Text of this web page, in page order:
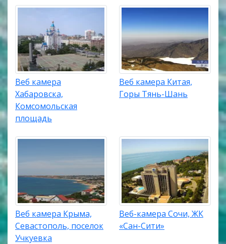
Веб камера
Хабаровска,
Комсомольская
площадь
Веб камера Китая,
Горы Тянь-Шань
Веб камера Крыма,
Севастополь, поселок
Учкуевка
Веб-камера Сочи, ЖК
«Сан-Сити»